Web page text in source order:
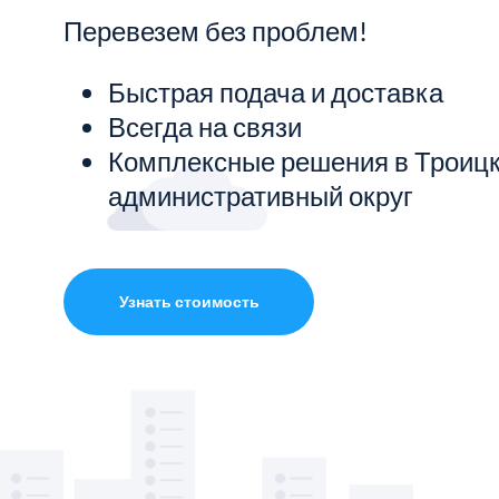
Показать все услуги
Перевезем без проблем!
Быстрая подача и доставка
Всегда на связи
Комплексные решения в
административный округ
Узнать стоимость